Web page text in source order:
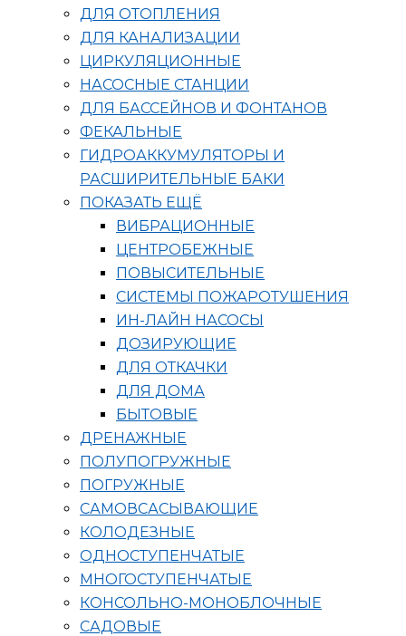
ДЛЯ ОТОПЛЕНИЯ
ДЛЯ КАНАЛИЗАЦИИ
ЦИРКУЛЯЦИОННЫЕ
НАСОСНЫЕ СТАНЦИИ
ДЛЯ БАССЕЙНОВ И ФОНТАНОВ
ФЕКАЛЬНЫЕ
ГИДРОАККУМУЛЯТОРЫ И
РАСШИРИТЕЛЬНЫЕ БАКИ
ПОКАЗАТЬ ЕЩЁ
ВИБРАЦИОННЫЕ
ЦЕНТРОБЕЖНЫЕ
ПОВЫСИТЕЛЬНЫЕ
СИСТЕМЫ ПОЖАРОТУШЕНИЯ
ИН-ЛАЙН НАСОСЫ
ДОЗИРУЮЩИЕ
ДЛЯ ОТКАЧКИ
ДЛЯ ДОМА
БЫТОВЫЕ
ДРЕНАЖНЫЕ
ПОЛУПОГРУЖНЫЕ
ПОГРУЖНЫЕ
САМОВСАСЫВАЮЩИЕ
КОЛОДЕЗНЫЕ
ОДНОСТУПЕНЧАТЫЕ
МНОГОСТУПЕНЧАТЫЕ
КОНСОЛЬНО-МОНОБЛОЧНЫЕ
САДОВЫЕ